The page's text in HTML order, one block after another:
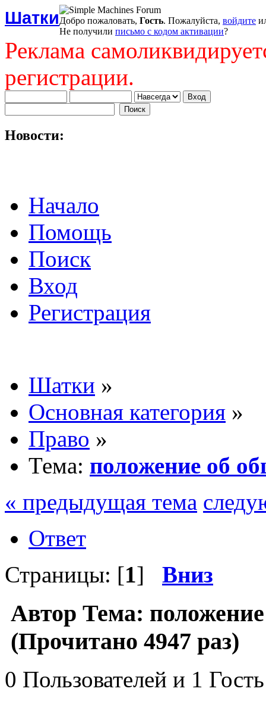
ШаткиДобро пожаловать, Гость. Пожалуйста, войдите
Не получили письмо с кодом активации?
Реклама
регистрации.
Новости:
Начало
Помощь
Поиск
Вход
Регистрация
Шатки »
Основная категория »
Право »
Тема: положение об
« предыдущая тема
Ответ
Страницы: [1] Вниз
Автор Тема:
(Прочитано 4947 раз)
0 Пользователей и 1